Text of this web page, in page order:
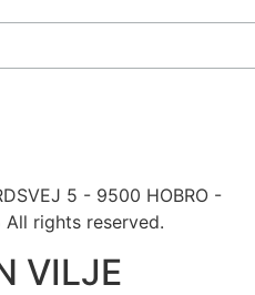
5 - 9500 HOBRO -
rights reserved.
VILJE